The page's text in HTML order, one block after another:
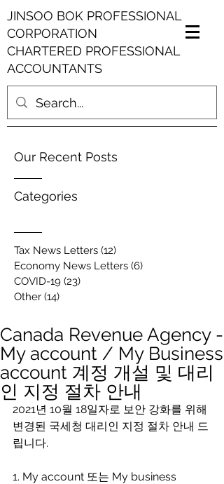
JINSOO BOK PROFESSIONAL
CORPORATION
CHARTERED PROFESSIONAL
ACCOUNTANTS
Our Recent Posts
Categories
Tax News Letters (12)
Economy News Letters (6)
COVID-19 (23)
Other (14)
Canada Revenue Agency -
My account / My Business
account 계정 개설 및 대리
인 지정 절차 안내
2021년 10월 18일자로 보안 강화를 위해
변경된 국세청 대리인 지정 절차 안내 드
립니다.
1. My account 또는 My business